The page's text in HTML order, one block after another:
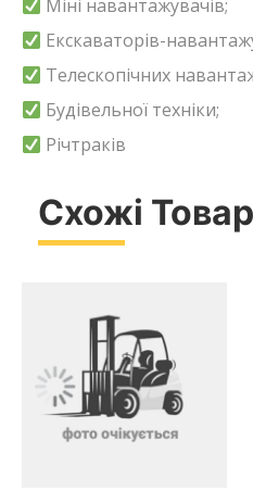
Міні навантажувачів;
Екскаваторів-
Телескопічних
Будівельної техніки;
Річтраків
Схожі